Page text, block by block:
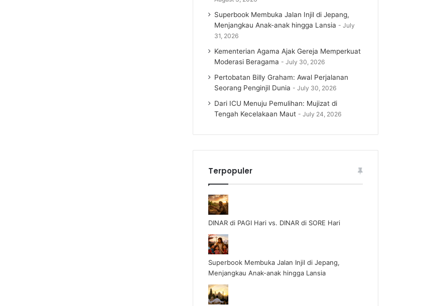
Superbook Membuka Jalan Injil di Jepang,
Menjangkau Anak-anak hingga Lansia
July
31, 2026
Kementerian Agama Ajak Gereja Memperkuat
Moderasi Beragama
July 30, 2026
Pertobatan Billy Graham: Awal Perjalanan
Seorang Penginjil Dunia
July 30, 2026
Dari ICU Menuju Pemulihan: Mujizat di
Tengah Kecelakaan Maut
July 24, 2026
Terpopuler
DINAR di PAGI Hari vs. DINAR di SORE Hari
Superbook Membuka Jalan Injil di Jepang,
Menjangkau Anak-anak hingga Lansia